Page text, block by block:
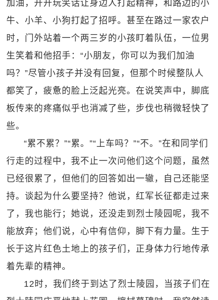
加油，开开玩笑话让身边人打起精神，和路边的小
牛、小羊、小狗打起了招呼。甚至在路过一家农户
时，门外站着一个两三岁的小孩盯着队伍，一位男
生笑着和他招手：“小朋友，你可以为我们加油
吗？”尽管小孩子并没有回复，但那个时候整队人
都笑了，疲惫的脸上泛起光亮。在说笑声中，脚底
板传来的疼痛似乎也消减了些，步伐也稍微轻快了
些。
“累不累？”“累。”“上车吗？”“不。”在和同学们
行走的过程中，我不止一次问他们这个问题，虽然
已经很累了，但他们的回答如出一辙，自己还能坚
持。谈起为什么要坚持？他说，红军长征都走过来
了，我也能行；她说，还没走到烈士陵园呢，我不
能放弃；他们说，心中有信仰，脚下有力量。生于
长于这片红色土地上的孩子们，正身体力行地传承
着先辈的精神。
12时，我们终于到达了烈士陵园，当孩子们在